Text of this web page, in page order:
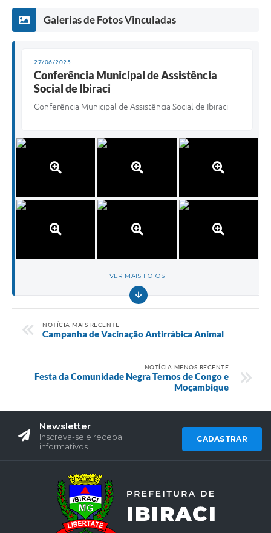
Galerias de Fotos Vinculadas
27/06/2025
Conferência Municipal de Assistência
Social de Ibiraci
Conferência Municipal de Assistência Social de Ibiraci
VER MAIS FOTOS
NOTÍCIA MAIS RECENTE
Campanha de Vacinação Antirrábica Animal
NOTÍCIA MENOS RECENTE
Festa da Comunidade Negra Ternos de Congo e
Moçambique
Newsletter
Inscreva-se e receba
informativos
CADASTRAR